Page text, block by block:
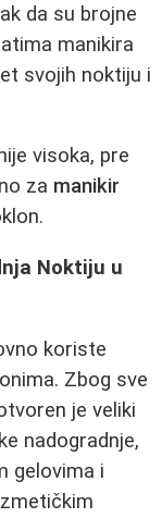
da su brojne
manikira
svojih noktiju i
visoka, pre
za manikir
Noktiju u
koriste
Zbog sve
je veliki
nadogradnje,
gelovima i